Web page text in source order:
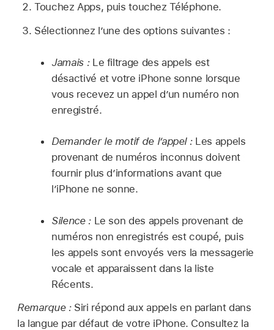
Touchez Apps, puis touchez Téléphone.
Sélectionnez l’une des options suivantes :
Jamais : Le filtrage des appels est
désactivé et votre iPhone sonne lorsque
vous recevez un appel d’un numéro non
enregistré.
Demander le motif de l’appel : Les appels
provenant de numéros inconnus doivent
fournir plus d’informations avant que
l’iPhone ne sonne.
Silence : Le son des appels provenant de
numéros non enregistrés est coupé, puis
les appels sont envoyés vers la messagerie
vocale et apparaissent dans la liste
Récents.
Remarque : Siri répond aux appels en parlant dans
la langue par défaut de votre iPhone. Consultez la